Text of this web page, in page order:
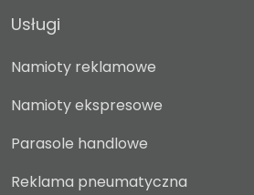
Usługi
Namioty reklamowe
Namioty ekspresowe
Parasole handlowe
Reklama pneumatyczna